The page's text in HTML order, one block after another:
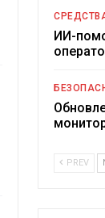
ИИ-
PREV